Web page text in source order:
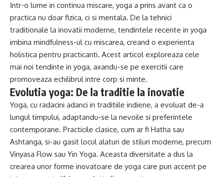
Intr-o lume in continua miscare, yoga a prins avant ca o
practica nu doar fizica, ci si mentala. De la tehnici
traditionale la inovatii moderne, tendintele recente in yoga
imbina mindfulness-ul cu miscarea, creand o experienta
holistica pentru practicanti. Acest articol exploreaza cele
mai noi tendinte in yoga, axandu-se pe exercitii care
promoveaza echilibrul intre corp si minte.
Evolutia yoga: De la traditie la inovatie
Yoga, cu radacini adanci in traditiile indiene, a evoluat de-a
lungul timpului, adaptandu-se la nevoile si preferintele
contemporane. Practicile clasice, cum ar fi Hatha sau
Ashtanga, si-au gasit locul alaturi de stiluri moderne, precum
Vinyasa Flow sau Yin Yoga. Aceasta diversitate a dus la
crearea unor forme inovatoare de yoga care pun accent pe